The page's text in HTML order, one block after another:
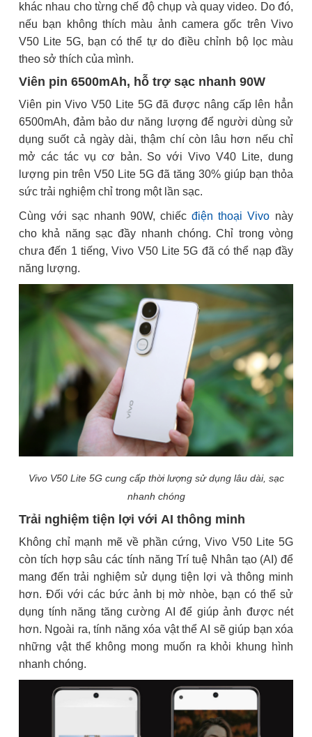
khác nhau cho từng chế độ chụp và quay video. Do đó,
nếu bạn không thích màu ảnh camera gốc trên Vivo
V50 Lite 5G, bạn có thể tự do điều chỉnh bộ lọc màu
theo sở thích của mình.
Viên pin 6500mAh, hỗ trợ sạc nhanh 90W
Viên pin Vivo V50 Lite 5G đã được nâng cấp lên hẳn
6500mAh, đảm bảo dư năng lượng để người dùng sử
dụng suốt cả ngày dài, thậm chí còn lâu hơn nếu chỉ
mở các tác vụ cơ bản. So với Vivo V40 Lite, dung
lượng pin trên V50 Lite 5G đã tăng 30% giúp bạn thỏa
sức trải nghiệm chỉ trong một lần sạc.
Cùng với sạc nhanh 90W, chiếc điện thoại Vivo này
cho khả năng sạc đầy nhanh chóng. Chỉ trong vòng
chưa đến 1 tiếng, Vivo V50 Lite 5G đã có thể nạp đầy
năng lượng.
Vivo V50 Lite 5G cung cấp thời lượng sử dụng lâu dài, sạc
nhanh chóng
Trải nghiệm tiện lợi với AI thông minh
Không chỉ mạnh mẽ về phần cứng, Vivo V50 Lite 5G
còn tích hợp sâu các tính năng Trí tuệ Nhân tạo (AI) để
mang đến trải nghiệm sử dụng tiện lợi và thông minh
hơn. Đối với các bức ảnh bị mờ nhòe, bạn có thể sử
dụng tính năng tăng cường AI để giúp ảnh được nét
hơn. Ngoài ra, tính năng xóa vật thể AI sẽ giúp bạn xóa
những vật thể không mong muốn ra khỏi khung hình
nhanh chóng.